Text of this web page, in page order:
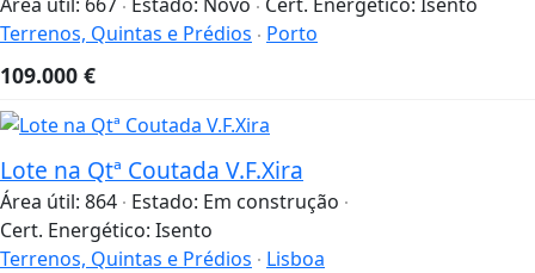
Terrenos, Quintas e Prédios
Porto
109.000 €
Lote na Qtª Coutada V.F.Xira
Área útil: 864 Estado: Em construção
Cert. Energético: Isento
Terrenos, Quintas e Prédios
Lisboa